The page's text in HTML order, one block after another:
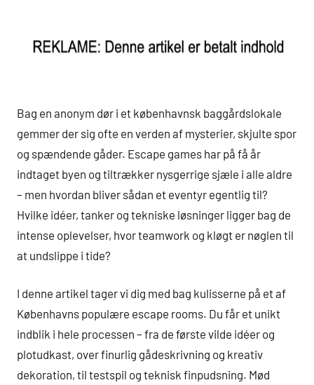
Bag en anonym dør i et københavnsk baggårdslokale
gemmer der sig ofte en verden af mysterier, skjulte spor
og spændende gåder. Escape games har på få år
indtaget byen og tiltrækker nysgerrige sjæle i alle aldre
– men hvordan bliver sådan et eventyr egentlig til?
Hvilke idéer, tanker og tekniske løsninger ligger bag de
intense oplevelser, hvor teamwork og kløgt er nøglen til
at undslippe i tide?
I denne artikel tager vi dig med bag kulisserne på et af
Københavns populære escape rooms. Du får et unikt
indblik i hele processen – fra de første vilde idéer og
plotudkast, over finurlig gådeskrivning og kreativ
dekoration, til testspil og teknisk finpudsning. Mød